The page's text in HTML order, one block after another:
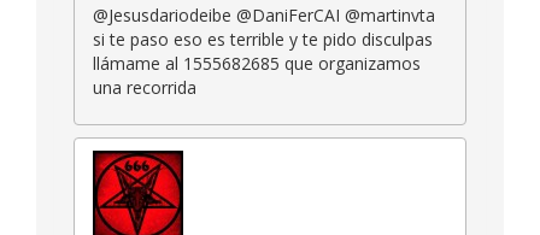
@Jesusdariodeibe @DaniFerCAI @martinvta
si te paso eso es terrible y te pido disculpas
llámame al 1555682685 que organizamos
una recorrida